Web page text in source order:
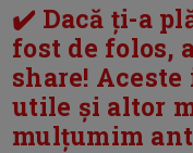
✔️ Dacă ți-a
fost de folos,
share!
utile și altor
mulțumim